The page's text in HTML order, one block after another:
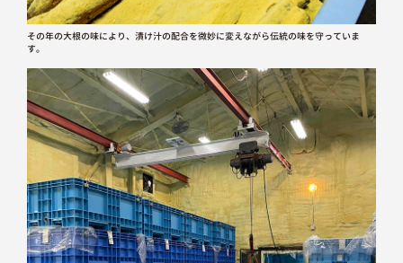
その年の大根の味により、漬け汁の配合を微妙に変えながら伝統の味を守っていま
す。